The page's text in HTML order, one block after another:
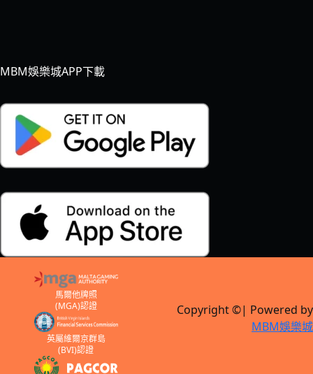
MBM娛樂城APP下載
馬爾他牌照
(MGA)認證
英屬維爾京群島
(BVI)認證
Copyright ©| Powered by
MBM娛樂城